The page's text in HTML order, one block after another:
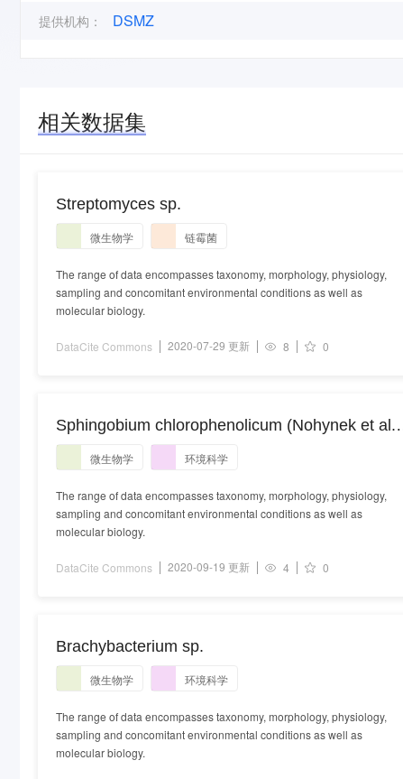
提供机构： DSMZ
相关数据集
Streptomyces sp.
微生物学 链霉菌
The range of data encompasses taxonomy, morphology, physiology,
sampling and concomitant environmental conditions as well as
molecular biology.
DataCite Commons 2020-07-29 更新 8 0
Sphingobium chlorophenolicum (Nohynek et al.
1996) Takeuchi et al. 2001
微生物学 环境科学
The range of data encompasses taxonomy, morphology, physiology,
sampling and concomitant environmental conditions as well as
molecular biology.
DataCite Commons 2020-09-19 更新 4 0
Brachybacterium sp.
微生物学 环境科学
The range of data encompasses taxonomy, morphology, physiology,
sampling and concomitant environmental conditions as well as
molecular biology.